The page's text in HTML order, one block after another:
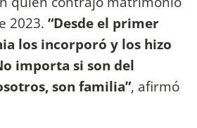
2023. “Desde el primer
los incorporó y los hizo
importa si son del
son familia”, afirmó